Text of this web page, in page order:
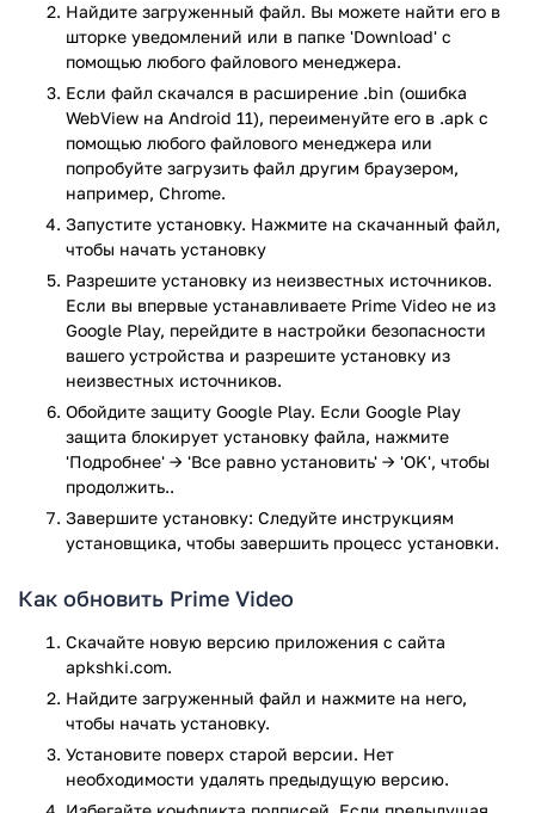
Данный сервис был запущен еще в сентябре 2006-го года,
так что в настоящее время насчитывает миллионы
поклонников по всему миру. Многих лет существования на
рынке вполне хватает для того, чтобы предлагать
пользователю качественные услуги по демократичным
расценкам.
Список каналов, которые становятся доступными
пользователям сервиса, крайне внушителен. Здесь
насчитывается несколько сотен позиций. Лишь по одной
этой причине можно рекомендовать скачать данное
приложение.
Однако не только это является причиной рекомендации
для скачивания. В числе прочих плюсов программы,
пользователи отмечают следующие моменты:
Высокое качество изображения. Конечно, все
зависит и от параметров экрана, и от качества
Интернет-соединения, однако в целом картинка –
выше всяческих похвал;
То же самое касается и звука;
долго разбираться не придется;
пользователи сервиса Amazon Prime Video получают
доступ в числе первых.
Кстати, предлагается приложение бесплатно. Однако
внутри сервиса предлагаются платные функции.
Вместе с Amazon Prime Video можно в любое время
Найдите загруженный файл. Вы можете найти его в
шторке уведомлений или в папке 'Download' с
помощью любого файлового менеджера.
Если файл скачался в расширение .bin (ошибка
WebView на Android 11), переименуйте его в .apk с
помощью любого файлового менеджера или
попробуйте загрузить файл другим браузером,
например, Chrome.
Запустите установку. Нажмите на скачанный файл,
чтобы начать установку
Разрешите установку из неизвестных источников.
Если вы впервые устанавливаете Prime Video не из
Google Play, перейдите в настройки безопасности
вашего устройства и разрешите установку из
неизвестных источников.
Обойдите защиту Google Play. Если Google Play
защита блокирует установку файла, нажмите
'Подробнее' → 'Все равно установить' → 'OK', чтобы
продолжить..
Завершите установку: Следуйте инструкциям
установщика, чтобы завершить процесс установки.
Как обновить Prime Video
Скачайте новую версию приложения с сайта
apkshki.com.
Найдите загруженный файл и нажмите на него,
чтобы начать установку.
Установите поверх старой версии. Нет
необходимости удалять предыдущую версию.